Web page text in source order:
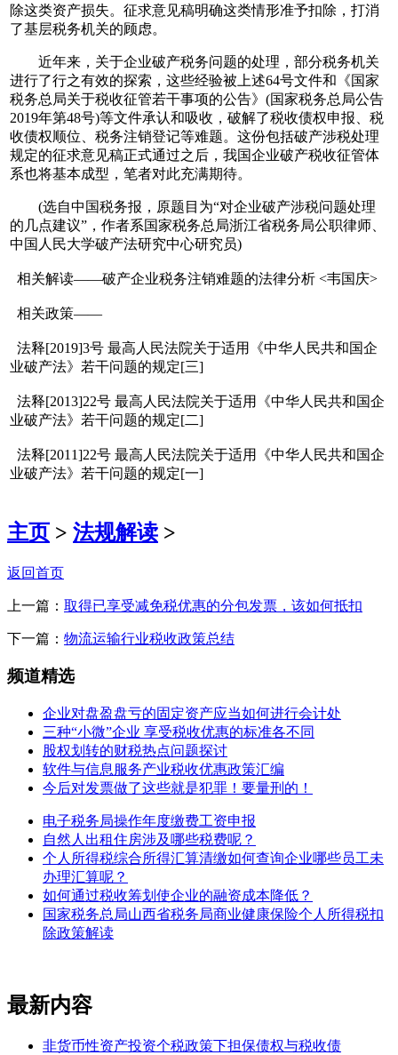
除这类资产损失。征求意见稿明确这类情形准予扣除，打消
了基层税务机关的顾虑。
近年来，关于企业破产税务问题的处理，部分税务机关
进行了行之有效的探索，这些经验被上述64号文件和《国家
税务总局关于税收征管若干事项的公告》(国家税务总局公告
2019年第48号)等文件承认和吸收，破解了税收债权申报、税
收债权顺位、税务注销登记等难题。这份包括破产涉税处理
规定的征求意见稿正式通过之后，我国企业破产税收征管体
系也将基本成型，笔者对此充满期待。
(选自中国税务报，原题目为“对企业破产涉税问题处理
的几点建议”，作者系国家税务总局浙江省税务局公职律师、
中国人民大学破产法研究中心研究员)
相关解读——破产企业税务注销难题的法律分析 <韦国庆>
相关政策——
法释[2019]3号 最高人民法院关于适用《中华人民共和国企
业破产法》若干问题的规定[三]
法释[2013]22号 最高人民法院关于适用《中华人民共和国企
业破产法》若干问题的规定[二]
法释[2011]22号 最高人民法院关于适用《中华人民共和国企
业破产法》若干问题的规定[一]
主页 > 法规解读 >
返回首页
上一篇： 取得已享受减免税优惠的分包发票，该如何抵扣
下一篇： 物流运输行业税收政策总结
频道精选
企业对盘盈盘亏的固定资产应当如何进行会计处
三种“小微”企业 享受税收优惠的标准各不同
股权划转的财税热点问题探讨
软件与信息服务产业税收优惠政策汇编
今后对发票做了这些就是犯罪！要量刑的！
电子税务局操作年度缴费工资申报
自然人出租住房涉及哪些税费呢？
个人所得税综合所得汇算清缴如何查询企业哪些员工未
办理汇算呢？
如何通过税收筹划使企业的融资成本降低？
国家税务总局山西省税务局商业健康保险个人所得税扣
除政策解读
最新内容
非货币性资产投资个税政策下担保债权与税收债